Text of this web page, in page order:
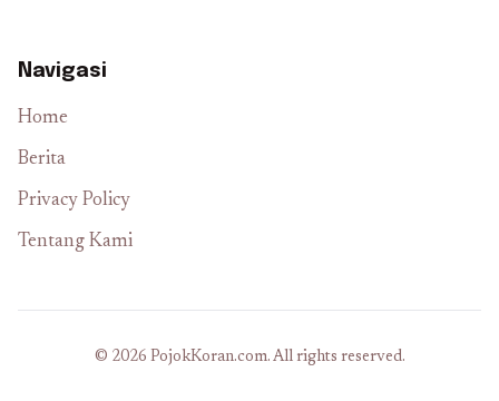
Navigasi
Home
Berita
Privacy Policy
Tentang Kami
© 2026 PojokKoran.com. All rights reserved.